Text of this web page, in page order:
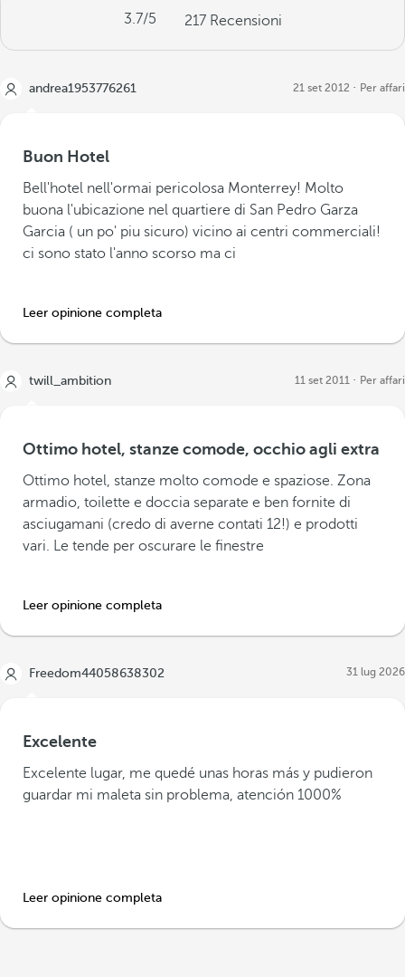
3.7/5 217 Recensioni
andrea1953776261 21 set 2012 Per affari
Buon Hotel
Bell'hotel nell'ormai pericolosa Monterrey! Molto
buona l'ubicazione nel quartiere di San Pedro Garza
Garcia ( un po' piu sicuro) vicino ai centri commerciali!
ci sono stato l'anno scorso ma ci
Leer opinione completa
twill_ambition 11 set 2011 Per affari
Ottimo hotel, stanze comode, occhio agli extra
Ottimo hotel, stanze molto comode e spaziose. Zona
armadio, toilette e doccia separate e ben fornite di
asciugamani (credo di averne contati 12!) e prodotti
vari. Le tende per oscurare le finestre
Leer opinione completa
Freedom44058638302 31 lug 2026
Excelente
Excelente lugar, me quedé unas horas más y pudieron
guardar mi maleta sin problema, atención 1000%
Leer opinione completa